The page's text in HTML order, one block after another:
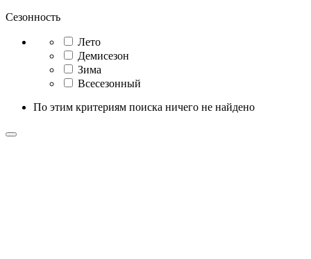
Сезонность
Лето
Демисезон
Зима
Всесезонный
По этим критериям поиска ничего не найдено